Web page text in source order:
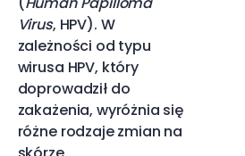
Virus, HPV). W
zależności od typu
wirusa HPV, który
doprowadził do
zakażenia, wyróżnia się
różne rodzaje zmian na